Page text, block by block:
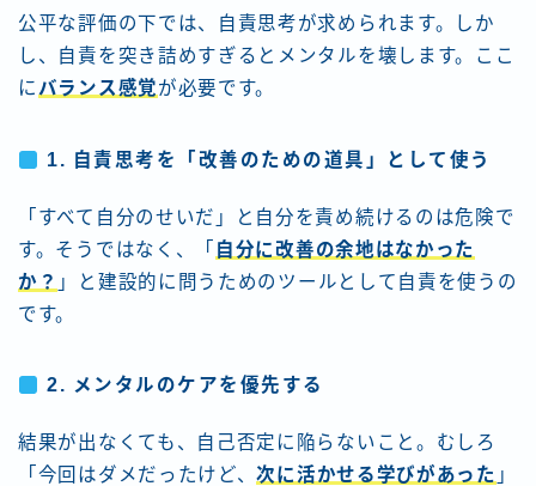
公平な評価の下では、自責思考が求められます。しか
し、自責を突き詰めすぎるとメンタルを壊します。ここ
に バランス感覚が必要です。
1. 自責思考を「改善のための道具」として使う
「すべて自分のせいだ」と自分を責め続けるのは危険で
す。そうではなく、「 自分に改善の余地はなかった
か？ 」と建設的に問うためのツールとして自責を使うの
です。
2. メンタルのケアを優先する
結果が出なくても、自己否定に陥らないこと。むしろ
「今回はダメだったけど、次に活かせる学びがあった 」